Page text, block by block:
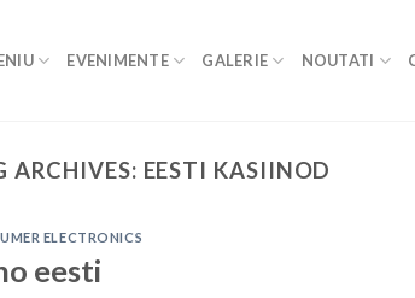
EVENIMENTE GALERIE NOUTATI
ARCHIVES: EESTI KASIINOD
ELECTRONICS
eesti